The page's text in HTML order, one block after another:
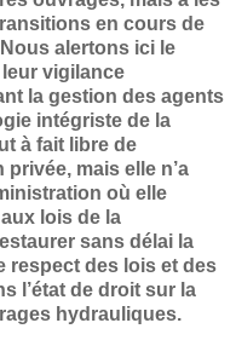
en cours de
alertons ici le
vigilance
la gestion des agents
intégriste de la
à fait libre de
mais elle n’a
où elle
lois de la
sans délai la
respect des lois et des
l’état de droit sur la
hydrauliques.